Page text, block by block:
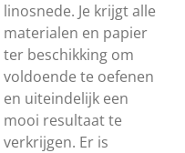
linosnede. Je krijgt alle
materialen en papier
ter beschikking om
voldoende te oefenen
en uiteindelijk een
mooi resultaat te
verkrijgen. Er is